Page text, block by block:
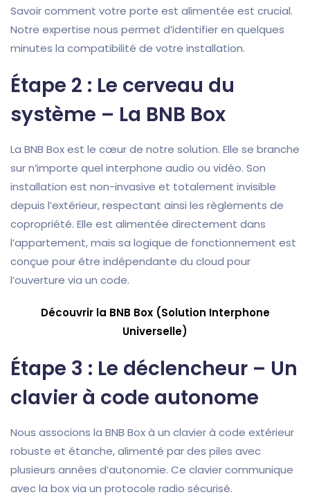
Savoir comment votre porte est alimentée est crucial.
Notre expertise nous permet d’identifier en quelques
minutes la compatibilité de votre installation.
Étape 2 : Le cerveau du
système – La BNB Box
La BNB Box est le cœur de notre solution. Elle se branche
sur n’importe quel interphone audio ou vidéo. Son
installation est non-invasive et totalement invisible
depuis l’extérieur, respectant ainsi les règlements de
copropriété. Elle est alimentée directement dans
l’appartement, mais sa logique de fonctionnement est
conçue pour être indépendante du cloud pour
l’ouverture via un code.
Découvrir la BNB Box (Solution Interphone
Universelle)
Étape 3 : Le déclencheur – Un
clavier à code autonome
Nous associons la BNB Box à un clavier à code extérieur
robuste et étanche, alimenté par des piles avec
plusieurs années d’autonomie. Ce clavier communique
avec la box via un protocole radio sécurisé.